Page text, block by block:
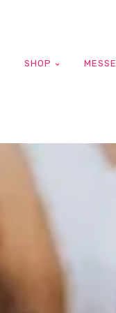
SHOP MESSE